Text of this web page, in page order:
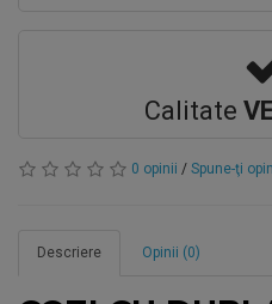
Calitate
0 opinii / Spune-ţi
Descriere Opinii (0)